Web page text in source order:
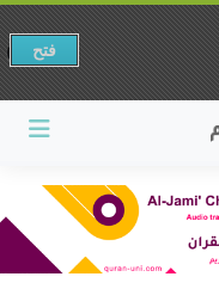
فتح